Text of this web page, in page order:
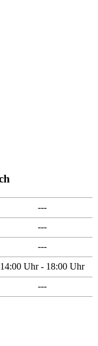
---
---
---
14:00 Uhr - 18:00 Uhr
---